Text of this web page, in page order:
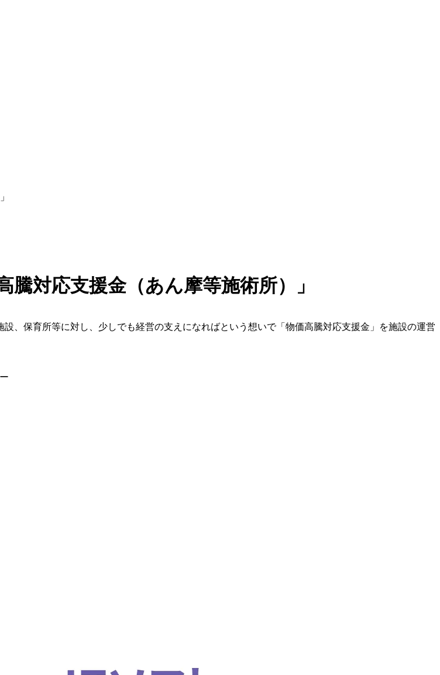
対応支援金（あん摩等施術所）」
、保育所等に対し、少しでも経営の支えになればという想いで「物価高騰対応支援金」を施設の運営